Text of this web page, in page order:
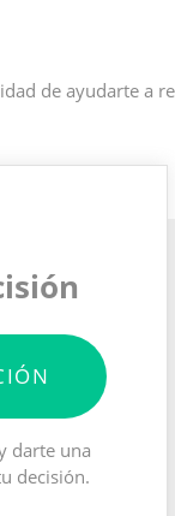
de ayudarte a
darte una
decisión.